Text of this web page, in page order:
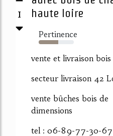
1
haute loire
Pertinence
55%
vente et livraison
secteur livraison 42
vente bûches bois
dimensions
tel : 06-89-77-30-67